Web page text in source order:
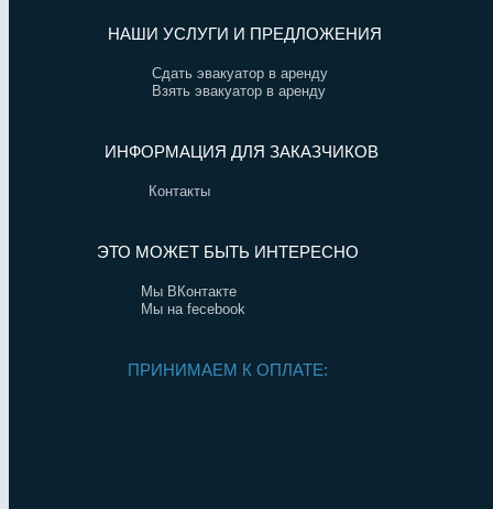
НАШИ УСЛУГИ И ПРЕДЛОЖЕНИЯ
Сдать эвакуатор в аренду
Взять эвакуатор в аренду
ИНФОРМАЦИЯ ДЛЯ ЗАКАЗЧИКОВ
Контакты
ЭТО МОЖЕТ БЫТЬ ИНТЕРЕСНО
Мы ВКонтакте
Мы на fecebook
ПРИНИМАЕМ К ОПЛАТЕ: